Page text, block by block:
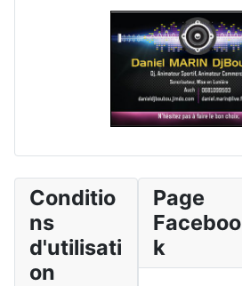
Conditio
ns
d'utilisati
on
Page
Faceboo
k